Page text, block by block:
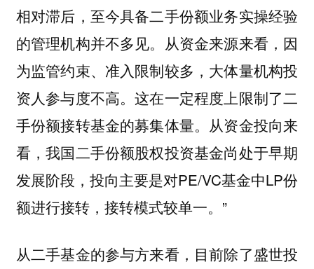
相对滞后，至今具备二手份额业务实操经验
的管理机构并不多见。从资金来源来看，因
为监管约束、准入限制较多，大体量机构投
资人参与度不高。这在一定程度上限制了二
手份额接转基金的募集体量。从资金投向来
看，我国二手份额股权投资基金尚处于早期
发展阶段，投向主要是对PE/VC基金中LP份
额进行接转，接转模式较单一。”
从二手基金的参与方来看，目前除了盛世投